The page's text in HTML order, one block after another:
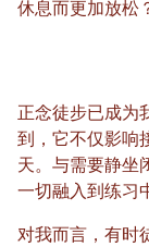
休息而更加放松
正念徒步已成为
到，它不仅影响
天。与需要静坐
一切融入到练习
对我而言，有时